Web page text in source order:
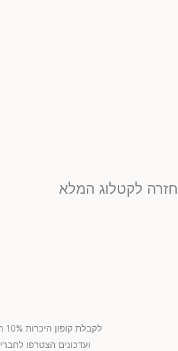
לקטלוג המלא
לקבלת קופון היכרות 10% הנחה
ועדכונים הצטרפו לחברים